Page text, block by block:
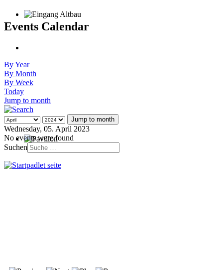
Events Calendar
By Year
By Month
By Week
Today
Jump to month
Jump to month
Wednesday, 05. April 2023
No events were found
Suchen